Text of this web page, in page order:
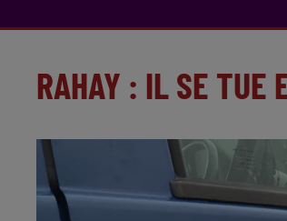
RAHAY : IL SE TUE